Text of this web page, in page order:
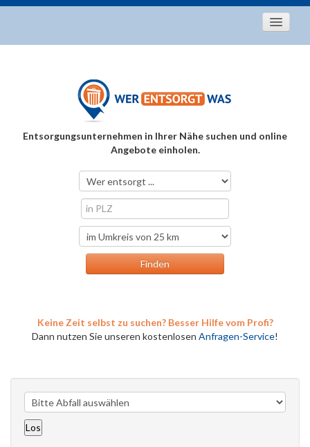
Entsorgungstipps
Über uns
Entsorgungsunternehmen in Ihrer Nähe suchen und online
Angebote einholen.
Keine Zeit selbst zu suchen? Besser Hilfe vom Profi?
Dann nutzen Sie unseren kostenlosen Anfragen-Service!